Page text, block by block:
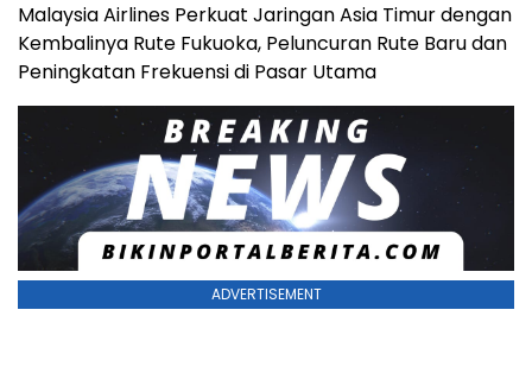
Malaysia Airlines Perkuat Jaringan Asia Timur dengan
Kembalinya Rute Fukuoka, Peluncuran Rute Baru dan
Peningkatan Frekuensi di Pasar Utama
ADVERTISEMENT